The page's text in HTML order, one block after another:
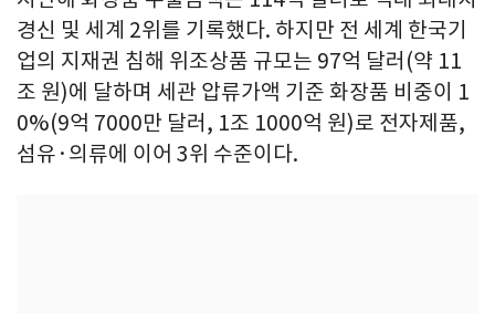
경신 및 세계 2위를 기록했다. 하지만 전 세계 한국기
업의 지재권 침해 위조상품 규모는 97억 달러(약 11
조 원)에 달하며 세관 압류가액 기준 화장품 비중이 1
0%(9억 7000만 달러, 1조 1000억 원)로 전자제품,
섬유·의류에 이어 3위 수준이다.